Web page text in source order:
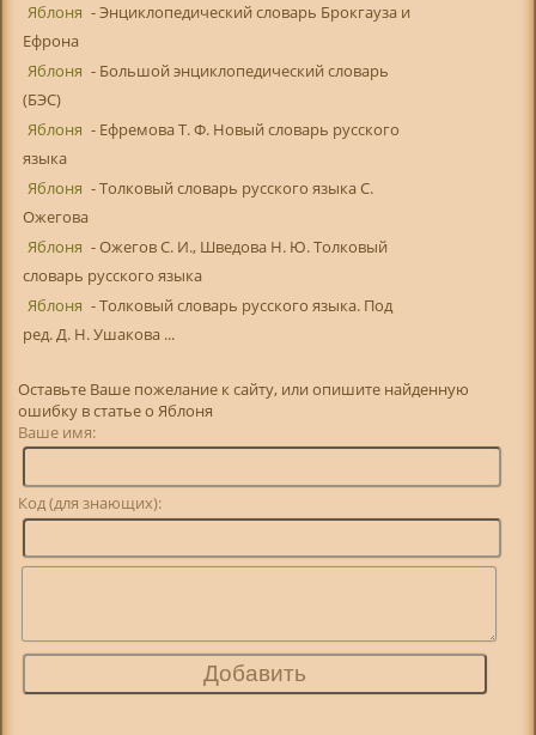
Яблоня - Энциклопедический словарь Брокгауза и
Ефрона
Яблоня - Большой энциклопедический словарь
(БЭС)
Яблоня - Ефремова Т. Ф. Новый словарь русского
языка
Яблоня - Толковый словарь русского языка С.
Ожегова
Яблоня - Ожегов С. И., Шведова Н. Ю. Толковый
словарь русского языка
Яблоня - Толковый словарь русского языка. Под
ред. Д. Н. Ушакова ...
Оставьте Ваше пожелание к сайту, или опишите найденную
ошибку в статье о Яблоня
Ваше имя:
Код (для знающих):